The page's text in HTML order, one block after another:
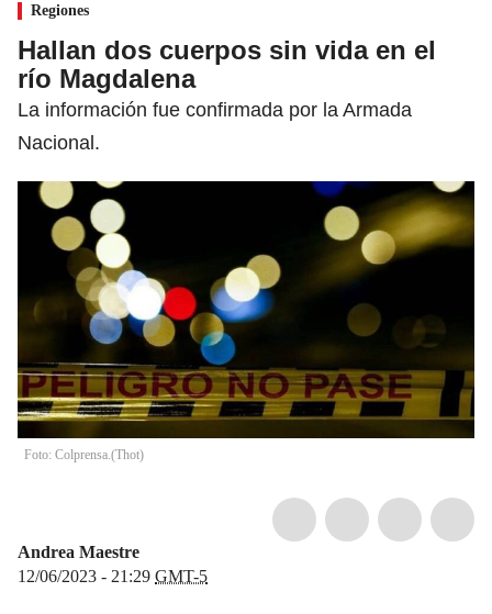
Regiones
Hallan dos cuerpos sin vida en el
río Magdalena
La información fue confirmada por la Armada
Nacional.
Foto: Colprensa.(Thot)
Andrea Maestre
12/06/2023 - 21:29 GMT-5